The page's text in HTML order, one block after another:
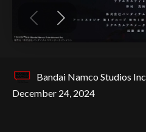
Bandai Namco Studios Inc.
December 24, 2024